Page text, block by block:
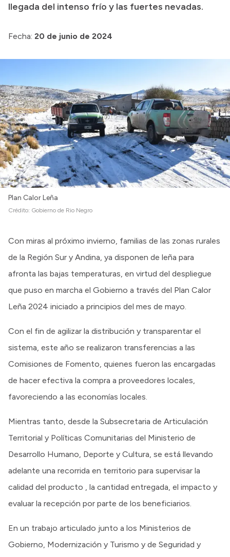
Presupuesto
Boletín Oficial
Consulta de expedientes
Consulta de pago a proveedores
Convocatorias
Intranet
Login
llegada del intenso frío y las fuertes nevadas.
Fecha: 20 de junio de 2024
Plan Calor Leña
Crédito: Gobierno de Rio Negro
Con miras al próximo invierno, familias de las zonas rurales
de la Región Sur y Andina, ya disponen de leña para
afronta las bajas temperaturas, en virtud del despliegue
que puso en marcha el Gobierno a través del Plan Calor
Leña 2024 iniciado a principios del mes de mayo.
Con el fin de agilizar la distribución y transparentar el
sistema, este año se realizaron transferencias a las
Comisiones de Fomento, quienes fueron las encargadas
de hacer efectiva la compra a proveedores locales,
favoreciendo a las economías locales.
Mientras tanto, desde la Subsecretaria de Articulación
Territorial y Políticas Comunitarias del Ministerio de
Desarrollo Humano, Deporte y Cultura, se está llevando
adelante una recorrida en territorio para supervisar la
calidad del producto , la cantidad entregada, el impacto y
evaluar la recepción por parte de los beneficiarios.
En un trabajo articulado junto a los Ministerios de
Gobierno, Modernización y Turismo y de Seguridad y